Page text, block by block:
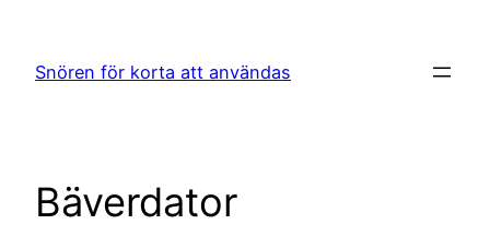
innehåll
Snören för korta att användas
Bäverdator